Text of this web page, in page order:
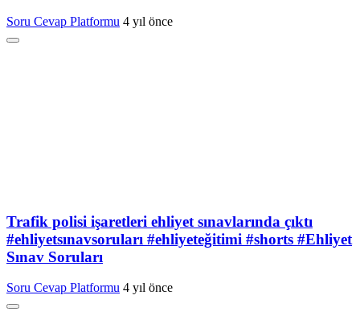
Soru Cevap Platformu 4 yıl önce
Trafik polisi işaretleri ehliyet sınavlarında çıktı
#ehliyetsınavsoruları #ehliyeteğitimi #shorts #Ehliyet
Sınav Soruları
Soru Cevap Platformu 4 yıl önce